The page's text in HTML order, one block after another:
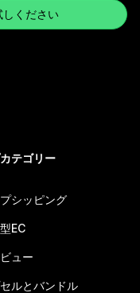
ください
テゴリー
シッピング
EC
ュー
ルとバンドル